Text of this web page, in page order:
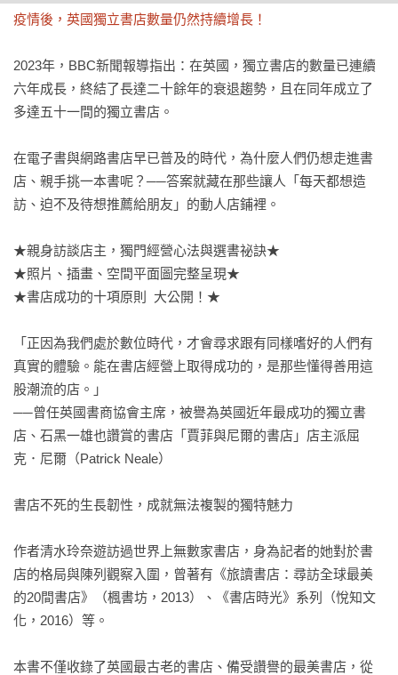
疫情後，英國獨立書店數量仍然持續增長！
2023年，BBC新聞報導指出：在英國，獨立書店的數量已連續
六年成長，終結了長達二十餘年的衰退趨勢，且在同年成立了
多達五十一間的獨立書店。
在電子書與網路書店早已普及的時代，為什麼人們仍想走進書
店、親手挑一本書呢？──答案就藏在那些讓人「每天都想造
訪、迫不及待想推薦給朋友」的動人店鋪裡。
★親身訪談店主，獨門經營心法與選書祕訣★
★照片、插畫、空間平面圖完整呈現★
★書店成功的十項原則  大公開！★
「正因為我們處於數位時代，才會尋求跟有同樣嗜好的人們有
真實的體驗。能在書店經營上取得成功的，是那些懂得善用這
股潮流的店。」
──曾任英國書商協會主席，被譽為英國近年最成功的獨立書
店、石黑一雄也讚賞的書店「賈菲與尼爾的書店」店主派屈
克．尼爾（Patrick Neale）
書店不死的生長韌性，成就無法複製的獨特魅力
作者清水玲奈遊訪過世界上無數家書店，身為記者的她對於書
店的格局與陳列觀察入圍，曾著有《旅讀書店：尋訪全球最美
的20間書店》（楓書坊，2013）、《書店時光》系列（悅知文
化，2016）等。
本書不僅收錄了英國最古老的書店、備受讚譽的最美書店，從